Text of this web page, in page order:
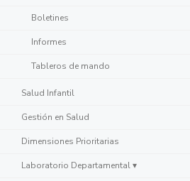
Boletines
Informes
Tableros de mando
Salud Infantil
Gestión en Salud
Dimensiones Prioritarias
Laboratorio Departamental ▾